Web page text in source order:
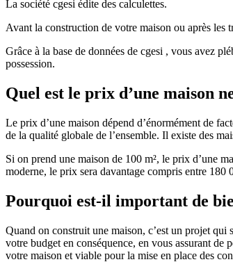
La société cgesi édite des calculettes.
Avant la construction de votre maison ou après
Grâce à la base de données de cgesi , vous avez
possession.
Quel est le prix d’une maison
Le prix d’une maison dépend d’énormément de
de la qualité globale de l’ensemble. Il existe des
Si on prend une maison de 100 m², le prix d’une
moderne, le prix sera davantage compris entre 180
Pourquoi est-il important de
Quand on construit une maison, c’est un projet
votre budget en conséquence, en vous assurant
votre maison et viable pour la mise en place des